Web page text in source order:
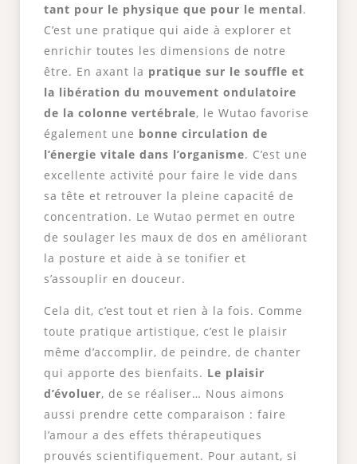
tant pour le physique que pour le mental.
C’est une pratique qui aide à explorer et
enrichir toutes les dimensions de notre
être. En axant la pratique sur le souffle et
la libération du mouvement ondulatoire
de la colonne vertébrale, le Wutao favorise
également une bonne circulation de
l’énergie vitale dans l’organisme. C’est une
excellente activité pour faire le vide dans
sa tête et retrouver la pleine capacité de
concentration. Le Wutao permet en outre
de soulager les maux de dos en améliorant
la posture et aide à se tonifier et
s’assouplir en douceur.
Cela dit, c’est tout et rien à la fois. Comme
toute pratique artistique, c’est le plaisir
même d’accomplir, de peindre, de chanter
qui apporte des bienfaits. Le plaisir
d’évoluer, de se réaliser… Nous aimons
aussi prendre cette comparaison : faire
l’amour a des effets thérapeutiques
prouvés scientifiquement. Pour autant, si